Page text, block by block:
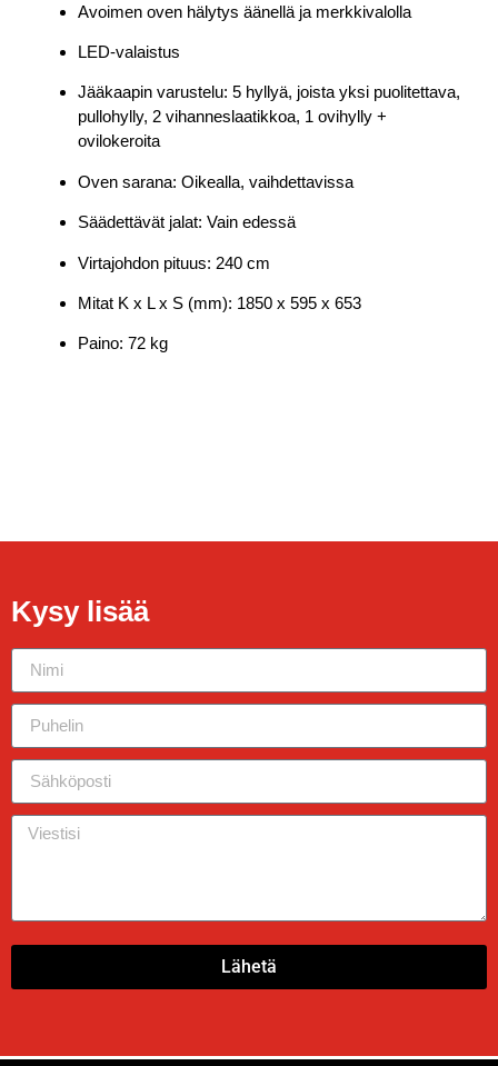
Avoimen oven hälytys äänellä ja merkkivalolla
LED-valaistus
Jääkaapin varustelu: 5 hyllyä, joista yksi puolitettava,
pullohylly, 2 vihanneslaatikkoa, 1 ovihylly +
ovilokeroita
Oven sarana: Oikealla, vaihdettavissa
Säädettävät jalat: Vain edessä
Virtajohdon pituus: 240 cm
Mitat K x L x S (mm): 1850 x 595 x 653
Paino: 72 kg
Kysy lisää
Lähetä